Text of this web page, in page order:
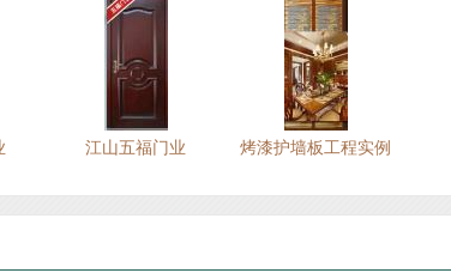
江山五福门业 烤漆护墙板工程实例